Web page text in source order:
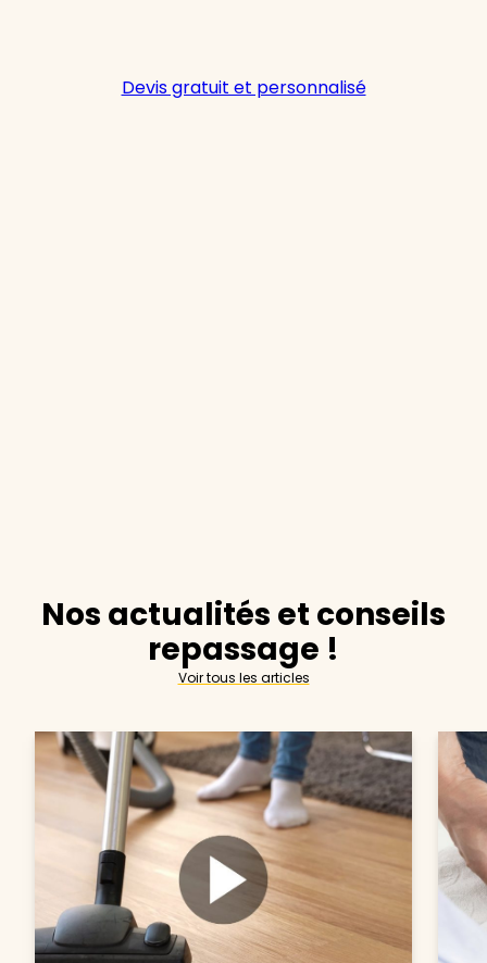
Devis gratuit et personnalisé
Nos actualités et conseils
repassage !
Voir tous les articles